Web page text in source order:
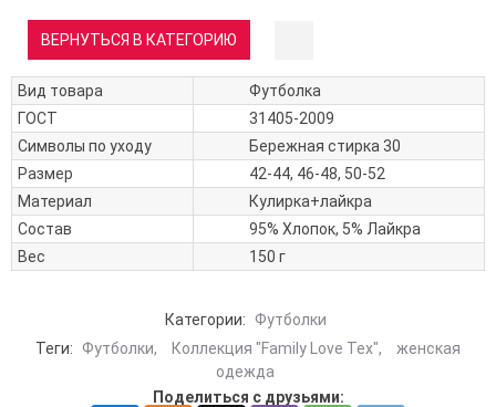
ВЕРНУТЬСЯ В КАТЕГОРИЮ
Вид товара
Футболка
ГОСТ
31405-2009
Символы по уходу
Бережная стирка 30
Размер
42-44, 46-48, 50-52
Материал
Кулирка+лайкра
Состав
95% Хлопок, 5% Лайкра
Вес
150 г
Категории:
Футболки
Теги:
Футболки, Коллекция "Family Love Tex",
женская
одежда
Поделиться с друзьями: